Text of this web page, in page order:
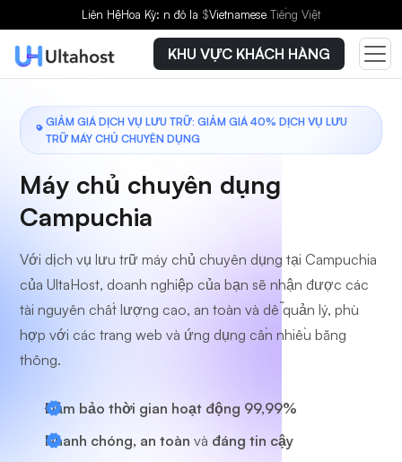
Liên HệHoa Kỳ: n đô la $Vietnamese Tiếng Việt
KHU VỰC KHÁCH HÀNG
GIẢM GIÁ DỊCH VỤ LƯU TRỮ: GIẢM GIÁ 40% DỊCH VỤ LƯU
TRỮ MÁY CHỦ CHUYÊN DỤNG
Máy chủ chuyên dụng
Campuchia
Với dịch vụ lưu trữ máy chủ chuyên dụng tại Campuchia
của UltaHost, doanh nghiệp của bạn sẽ nhận được các
tài nguyên chất lượng cao, an toàn và dễ quản lý, phù
hợp với các trang web và ứng dụng cần nhiều băng
thông.
Đảm bảo thời gian hoạt động 99,99%
Nhanh chóng, an toàn và đáng tin cậy